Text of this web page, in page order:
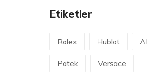
Etiketler
Rolex Hublot
Patek Versace